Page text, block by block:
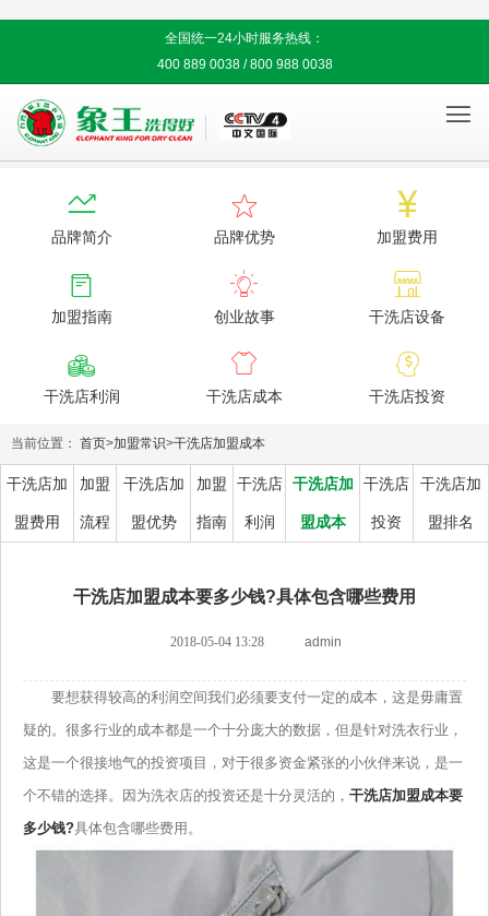
全国统一24小时服务热线：
400 889 0038 / 800 988 0038


品牌简介

品牌优势

加盟费用

加盟指南

创业故事

干洗店设备

干洗店利润

干洗店成本

干洗店投资
当前位置： 首页>加盟常识>干洗店加盟成本
干洗店加
盟费用
加盟
流程
干洗店加
盟优势
加盟
指南
干洗店
利润
干洗店加
盟成本
干洗店
投资
干洗店加
盟排名
干洗店加盟成本要多少钱?具体包含哪些费用
2018-05-04 13:28 admin
要想获得较高的利润空间我们必须要支付一定的成本，这是毋庸置
疑的。很多行业的成本都是一个十分庞大的数据，但是针对洗衣行业，
这是一个很接地气的投资项目，对于很多资金紧张的小伙伴来说，是一
个不错的选择。因为洗衣店的投资还是十分灵活的， 干洗店加盟成本要
多少钱?具体包含哪些费用。